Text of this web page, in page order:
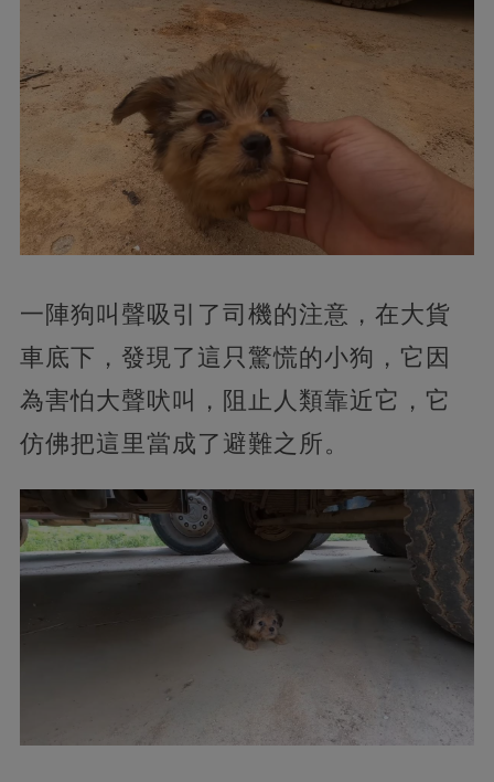
一陣狗叫聲吸引了司機的注意，在大貨
車底下，發現了這只驚慌的小狗，它因
為害怕大聲吠叫，阻止人類靠近它，它
仿佛把這里當成了避難之所。